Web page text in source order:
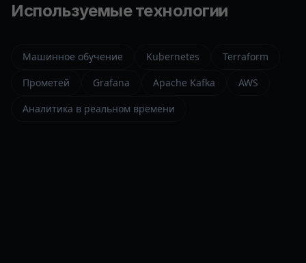
Используемые технологии
Машинное обучение Kubernetes
Terraform
Прометей
Grafana Apache Kafka
AWS
Аналитика в реальном времени